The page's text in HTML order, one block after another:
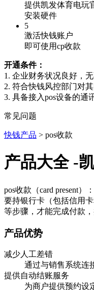
提供凯发体育电玩
安装硬件
5
激活快钱账户
即可使用cp收款
开通条件：
1. 企业财务状况良好，无
2. 符合快钱风控部门对
3. 具备接入pos设备的通
常见问题
快钱产品 > pos收款
产品大全 -
pos收款（card present
要持银行卡（包括信用
等步骤，才能完成付款，
产品优势
减少人工差错
通过与销售系统连
提供自动结账服务
为商户提供预约设